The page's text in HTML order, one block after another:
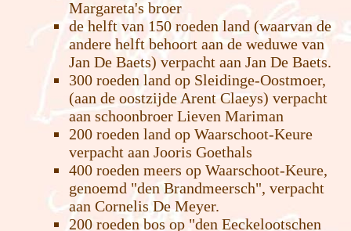
Margareta's broer
de helft van 150 roeden land (waarvan de
andere helft behoort aan de weduwe van
Jan De Baets) verpacht aan Jan De Baets.
300 roeden land op Sleidinge-Oostmoer,
(aan de oostzijde Arent Claeys) verpacht
aan schoonbroer Lieven Mariman
200 roeden land op Waarschoot-Keure
verpacht aan Jooris Goethals
400 roeden meers op Waarschoot-Keure,
genoemd "den Brandmeersch", verpacht
aan Cornelis De Meyer.
200 roeden bos op "den Eeckelootschen